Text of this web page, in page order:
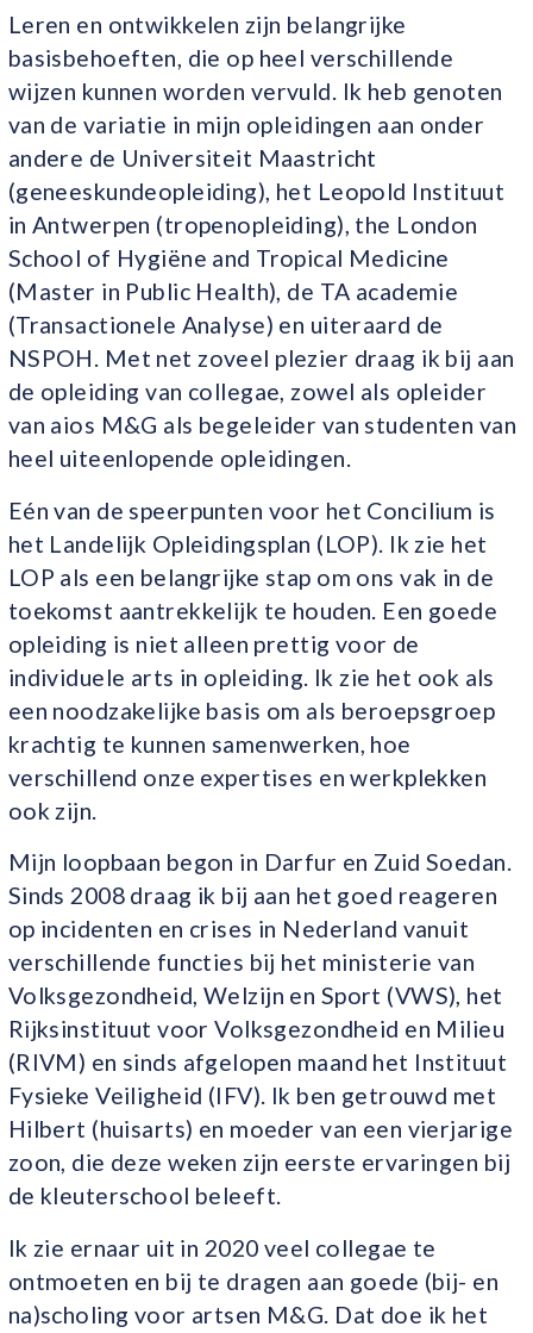
Leren en ontwikkelen zijn belangrijke
basisbehoeften, die op heel verschillende
wijzen kunnen worden vervuld. Ik heb genoten
van de variatie in mijn opleidingen aan onder
andere de Universiteit Maastricht
(geneeskundeopleiding), het Leopold Instituut
in Antwerpen (tropenopleiding), the London
School of Hygiëne and Tropical Medicine
(Master in Public Health), de TA academie
(Transactionele Analyse) en uiteraard de
NSPOH. Met net zoveel plezier draag ik bij aan
de opleiding van collegae, zowel als opleider
van aios M&G als begeleider van studenten van
heel uiteenlopende opleidingen.
Eén van de speerpunten voor het Concilium is
het Landelijk Opleidingsplan (LOP). Ik zie het
LOP als een belangrijke stap om ons vak in de
toekomst aantrekkelijk te houden. Een goede
opleiding is niet alleen prettig voor de
individuele arts in opleiding. Ik zie het ook als
een noodzakelijke basis om als beroepsgroep
krachtig te kunnen samenwerken, hoe
verschillend onze expertises en werkplekken
ook zijn.
Mijn loopbaan begon in Darfur en Zuid Soedan.
Sinds 2008 draag ik bij aan het goed reageren
op incidenten en crises in Nederland vanuit
verschillende functies bij het ministerie van
Volksgezondheid, Welzijn en Sport (VWS), het
Rijksinstituut voor Volksgezondheid en Milieu
(RIVM) en sinds afgelopen maand het Instituut
Fysieke Veiligheid (IFV). Ik ben getrouwd met
Hilbert (huisarts) en moeder van een vierjarige
zoon, die deze weken zijn eerste ervaringen bij
de kleuterschool beleeft.
Ik zie ernaar uit in 2020 veel collegae te
ontmoeten en bij te dragen aan goede (bij- en
na)scholing voor artsen M&G. Dat doe ik het